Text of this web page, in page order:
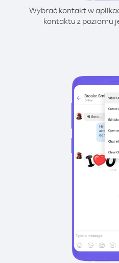
Wybrać kontakt w
kontaktu z poziomu